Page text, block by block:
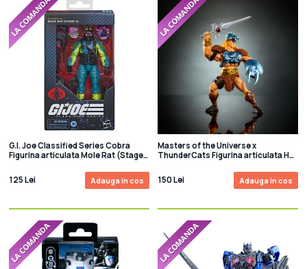
G.I. Joe Classified Series Cobra
Figurina articulata Mole Rat (Stage
125 Lei
Adauga in cos
Masters of the Universe x
ThunderCats Figurina articulata He-
150 Lei
Adauga in cos